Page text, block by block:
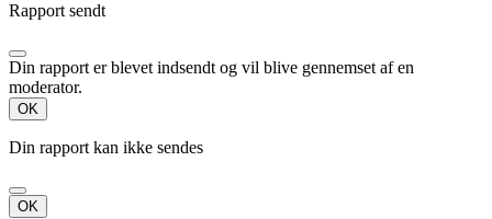
Rapport sendt
Din rapport er blevet indsendt og vil blive gennemset af en
moderator.
OK
Din rapport kan ikke sendes
OK